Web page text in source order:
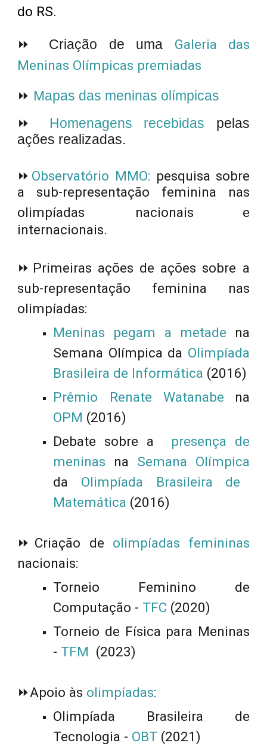
do RS.
⏩ Criação de uma
Galeria das
Meninas Olímpicas premiadas
⏩ Mapas das meninas olímpicas
⏩ Homenagens recebidas pelas
ações realizadas.
⏩ Observatório MMO: pesquisa sobre
a sub-representação feminina nas
olimpíadas
nacionais e
internacionais.
⏩ Primeiras ações de ações sobre a
sub-representação feminina nas
olimpíadas:
Meninas pegam a metade na
Semana Olímpica da Olimpíada
Brasileira de Informática (2016)
Prêmio Renate Watanabe
na
OPM (2016)
Debate sobre a
presença de
meninas
na Semana Olímpica
da Olimpíada Brasileira de
Matemática (2016)
⏩ Criação de olimpíadas femininas
nacionais:
Torneio Feminino de
Computação - TFC (2020)
Torneio de Física para Meninas
- TFM (2023)
⏩Apoio às olimpíadas:
Olimpíada Brasileira de
Tecnologia - OBT (2021)